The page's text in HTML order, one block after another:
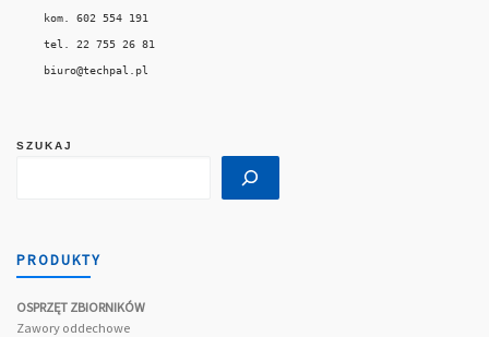
kom. 602 554 191
tel. 22 755 26 81
biuro@techpal.pl
SZUKAJ
PRODUKTY
OSPRZĘT ZBIORNIKÓW
Zawory oddechowe